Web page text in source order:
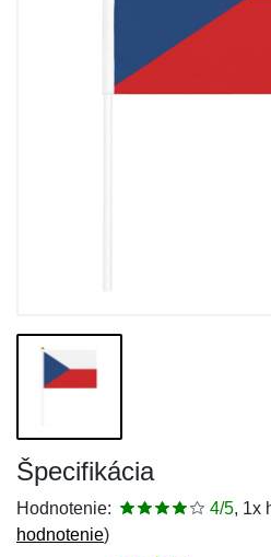
Špecifikácia
Hodnotenie: 4/5, 1x
hodnotenie)